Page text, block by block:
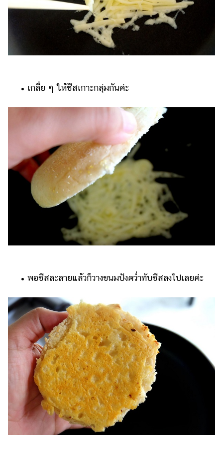
• เกลี่ย ๆ ให้ชีสเกาะกลุ่มกันค่ะ
• พอชีสละลายแล้วก็วางขนมปังคว่ำทับชีสลงไปเลยค่ะ